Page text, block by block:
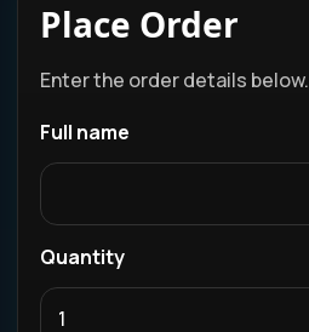
Place Order
Enter the order details below.
Full name
Quantity